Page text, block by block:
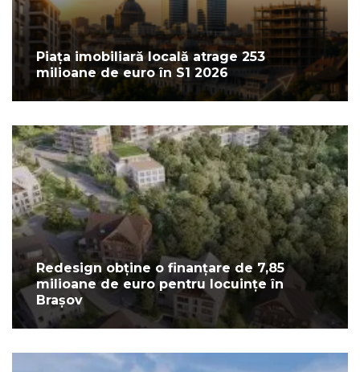
Piața imobiliară locală atrage 253
milioane de euro în S1 2026
Redesign obține o finanțare de 7,85
milioane de euro pentru locuințe în
Brașov